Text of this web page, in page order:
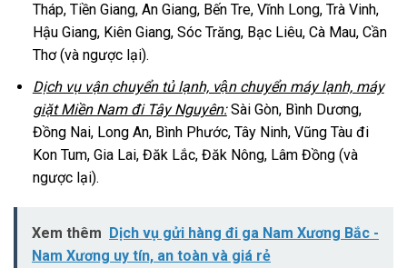
Tháp, Tiền Giang, An Giang, Bến Tre, Vĩnh Long, Trà Vinh,
Hậu Giang, Kiên Giang, Sóc Trăng, Bạc Liêu, Cà Mau, Cần
Thơ (và ngược lại).
Dịch vụ vận chuyển tủ lạnh, vận chuyển máy lạnh, máy
giặt Miền Nam đi Tây Nguyên:Sài Gòn, Bình Dương,
Đồng Nai, Long An, Bình Phước, Tây Ninh, Vũng Tàu đi
Kon Tum, Gia Lai, Đăk Lắc, Đăk Nông, Lâm Đồng (và
ngược lại).
Xem thêm
Dịch vụ gửi hàng đi ga Nam Xương Bắc -
Nam Xương uy tín, an toàn và giá rẻ